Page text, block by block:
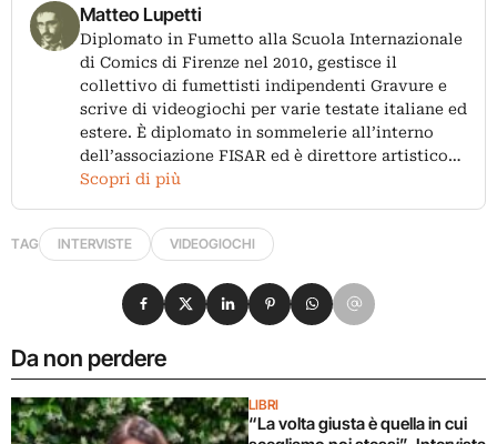
Matteo Lupetti
Diplomato in Fumetto alla Scuola Internazionale
di Comics di Firenze nel 2010, gestisce il
collettivo di fumettisti indipendenti Gravure e
scrive di videogiochi per varie testate italiane ed
estere. È diplomato in sommelerie all’interno
dell’associazione FISAR ed è direttore artistico…
Scopri di più
TAG INTERVISTE VIDEOGIOCHI
Da non perdere
LIBRI
“La volta giusta è quella in cui
Condividi su Facebook
Condividi su X
Condividi su LinkedIn
Condividi su Pinterest
Condividi su WhatsApp
Condividi su Email